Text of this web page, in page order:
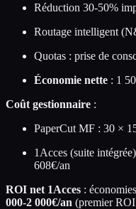
Réduction 30-50%
Routage intelligent
Quotas : prise de
Économie nette : 1
Coût gestionnaire :
PaperCut MF : 30 ×
1Acces (suite
608€/an
ROI net 1Acces :
000-2 000€/an (premier